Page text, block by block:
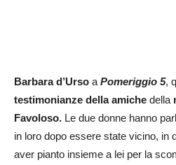
Barbara d’Urso aPomeriggio 5,
testimonianze della amiche della
Favoloso. Le due donne hanno
in loro dopo essere state vicino, in
aver pianto insieme a lei per la